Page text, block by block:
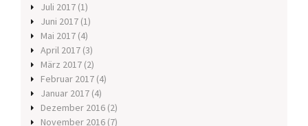
Juli 2017 (1)
Juni 2017 (1)
Mai 2017 (4)
April 2017 (3)
März 2017 (2)
Februar 2017 (4)
Januar 2017 (4)
Dezember 2016 (2)
November 2016 (7)